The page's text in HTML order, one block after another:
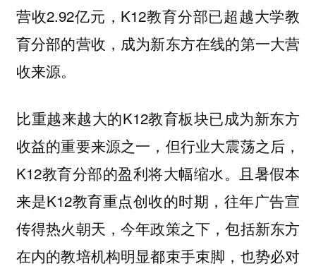
营收2.92亿元，K12教育分部已超越大学教
育分部的营收，成为新东方在线的第一大营
收来源。
比重越来越大的K12教育板块已成为新东方
收益的重要来源之一，但行业大震荡之后，
K12教育分部的盈利将大幅缩水。且暑假本
来是K12教育重点创收的时期，往年广告宣
传得热火朝天，今年政策之下，包括新东方
在内的教培机构明显都束手束脚，也势必对